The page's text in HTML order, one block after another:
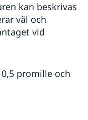
kan beskrivas
väl och
vid
promille och